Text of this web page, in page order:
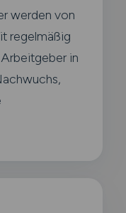
werden von
regelmäßig
in